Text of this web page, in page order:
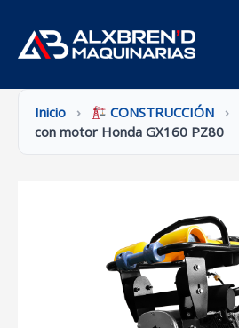
contenido
Inicio › CONSTRUCCIÓN ›
con motor Honda GX160 PZ80